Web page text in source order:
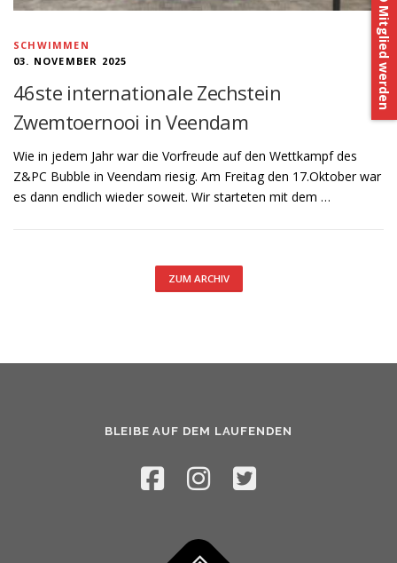
SCHWIMMEN
03. NOVEMBER 2025
46ste internationale Zechstein
Zwemtoernooi in Veendam
Wie in jedem Jahr war die Vorfreude auf den Wettkampf des
Z&PC Bubble in Veendam riesig. Am Freitag den 17.Oktober war
es dann endlich wieder soweit. Wir starteten mit dem …
ZUM ARCHIV
BLEIBE AUF DEM LAUFENDEN
Mitglied werden